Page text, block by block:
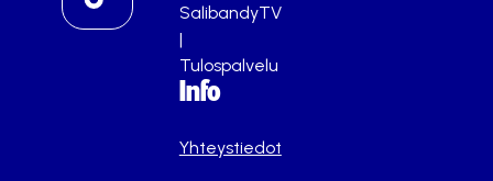
SalibandyTV
|
Tulospalvelu
Info
Yhteystiedot